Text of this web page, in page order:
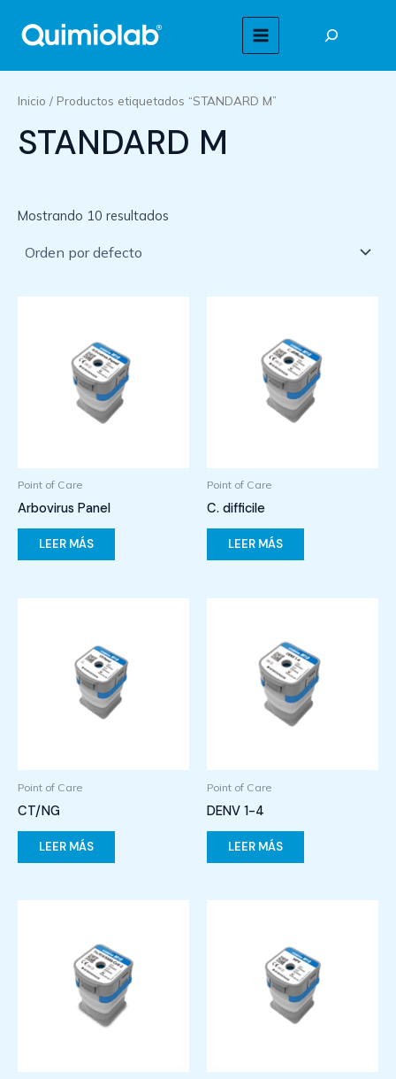
contenido
MAIN
Inicio / Productos etiquetados “STANDARD M”
STANDARD M
Mostrando 10 resultados
Point of Care
Arbovirus Panel
LEER MÁS
Point of Care
C. difficile
LEER MÁS
Point of Care
CT/NG
LEER MÁS
Point of Care
DENV 1-4
LEER MÁS